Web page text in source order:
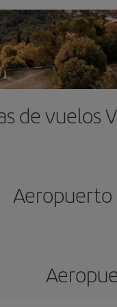
de vuelos
Aeropuerto